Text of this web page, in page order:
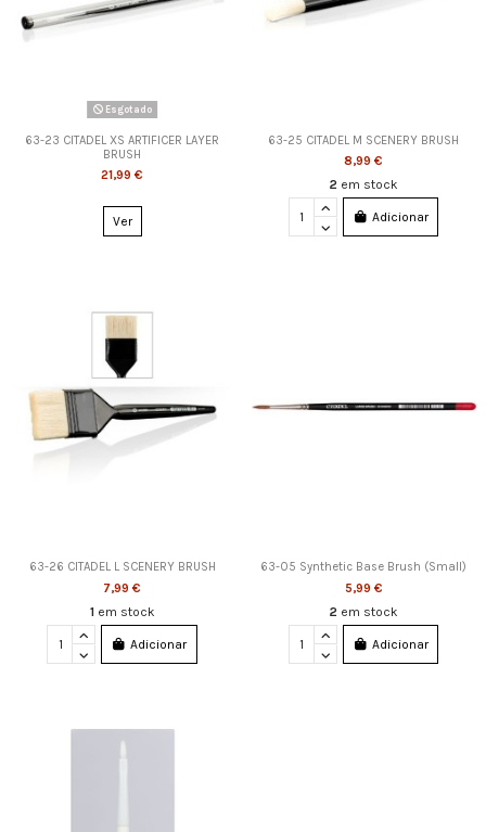
Esgotado
63-23 CITADEL XS ARTIFICER LAYER
BRUSH
21,99 €
Ver
63-25 CITADEL M SCENERY BRUSH
8,99 €
2 em stock
Adicionar
63-26 CITADEL L SCENERY BRUSH
7,99 €
1 em stock
Adicionar
63-05 Synthetic Base Brush (Small)
5,99 €
2 em stock
Adicionar